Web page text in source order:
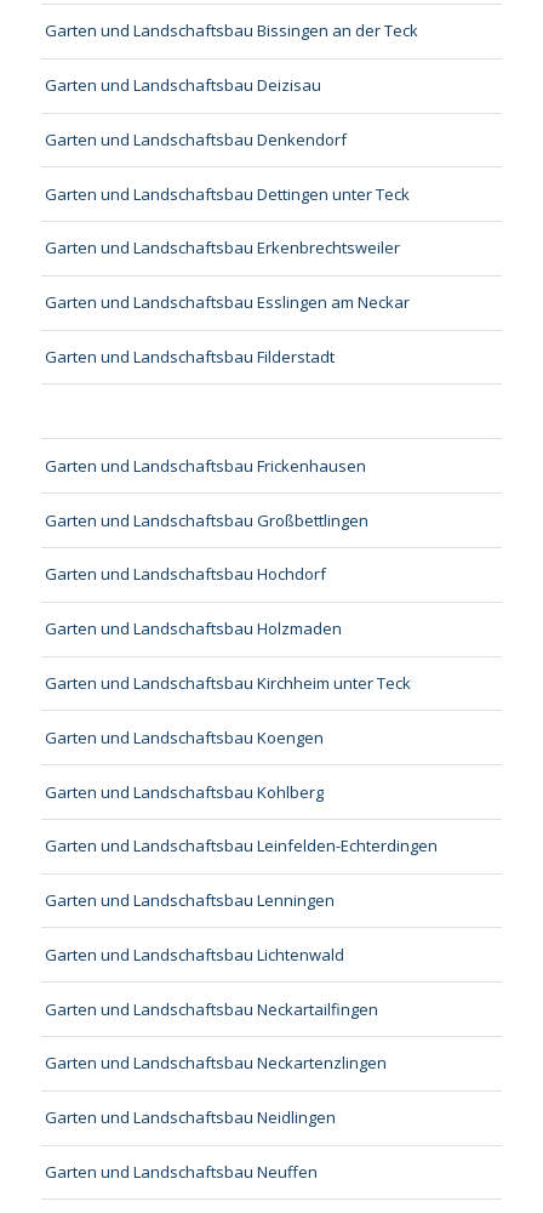
Garten und Landschaftsbau Bissingen an der Teck
Garten und Landschaftsbau Deizisau
Garten und Landschaftsbau Denkendorf
Garten und Landschaftsbau Dettingen unter Teck
Garten und Landschaftsbau Erkenbrechtsweiler
Garten und Landschaftsbau Esslingen am Neckar
Garten und Landschaftsbau Filderstadt
Garten und Landschaftsbau Frickenhausen
Garten und Landschaftsbau Großbettlingen
Garten und Landschaftsbau Hochdorf
Garten und Landschaftsbau Holzmaden
Garten und Landschaftsbau Kirchheim unter Teck
Garten und Landschaftsbau Koengen
Garten und Landschaftsbau Kohlberg
Garten und Landschaftsbau Leinfelden-Echterdingen
Garten und Landschaftsbau Lenningen
Garten und Landschaftsbau Lichtenwald
Garten und Landschaftsbau Neckartailfingen
Garten und Landschaftsbau Neckartenzlingen
Garten und Landschaftsbau Neidlingen
Garten und Landschaftsbau Neuffen